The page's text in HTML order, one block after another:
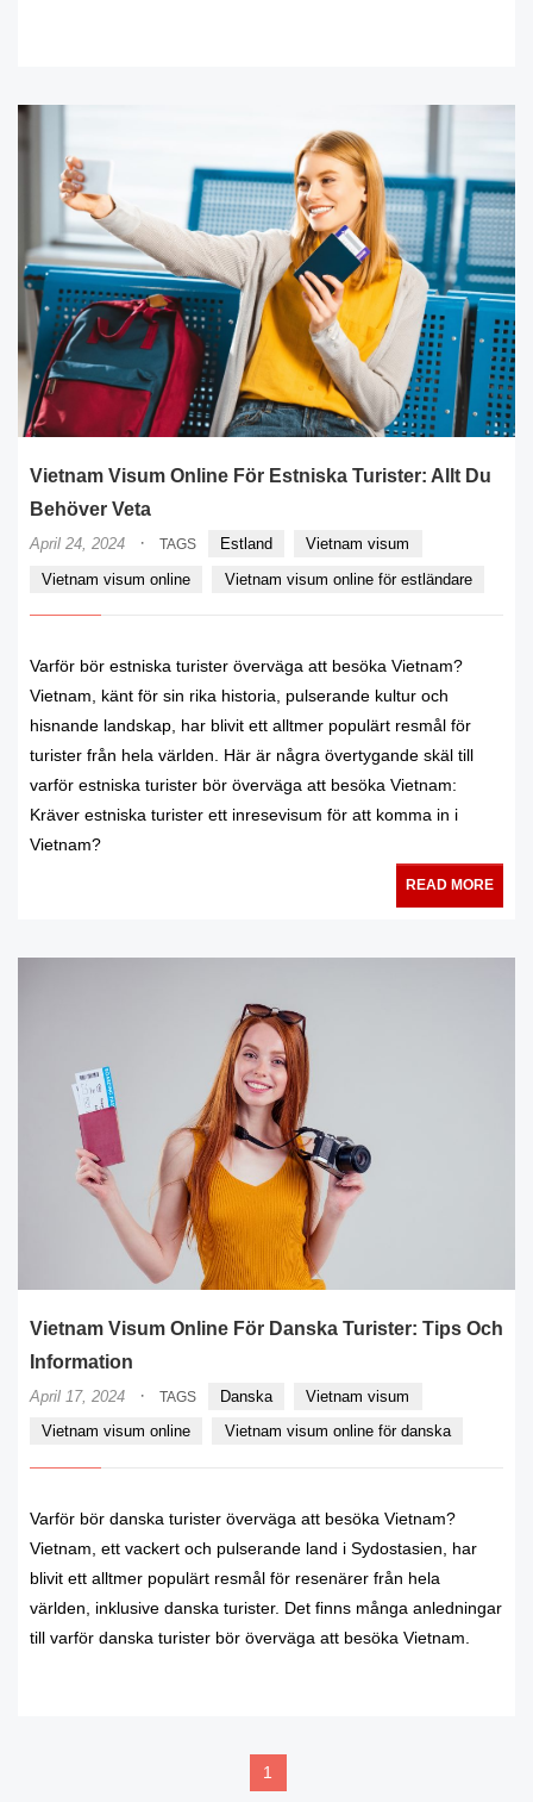
Vietnam Visum Online För Estniska Turister: Allt Du
Behöver Veta
April 24, 2024 · TAGS Estland
Vietnam visum
Vietnam visum online
Vietnam visum online för estländare
Varför bör estniska turister överväga att besöka Vietnam?
Vietnam, känt för sin rika historia, pulserande kultur och
hisnande landskap, har blivit ett alltmer populärt resmål för
turister från hela världen. Här är några övertygande skäl till
varför estniska turister bör överväga att besöka Vietnam:
Kräver estniska turister ett inresevisum för att komma in i
Vietnam?
READ MORE
Vietnam Visum Online För Danska Turister: Tips Och
Information
April 17, 2024 · TAGS Danska
Vietnam visum
Vietnam visum online
Vietnam visum online för danska
Varför bör danska turister överväga att besöka Vietnam?
Vietnam, ett vackert och pulserande land i Sydostasien, har
blivit ett alltmer populärt resmål för resenärer från hela
världen, inklusive danska turister. Det finns många anledningar
till varför danska turister bör överväga att besöka Vietnam.
1